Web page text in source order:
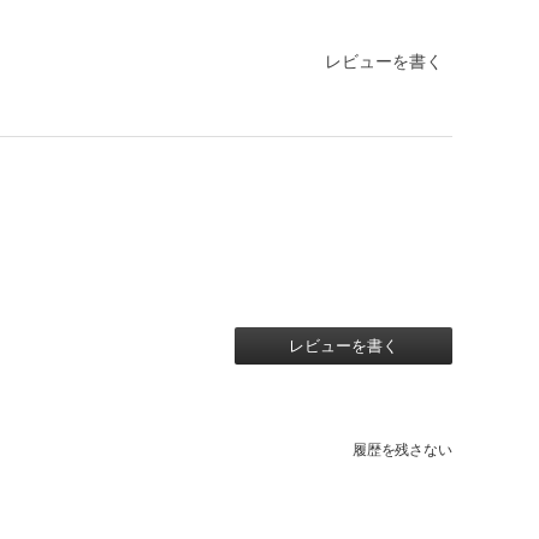
レビューを書く
レビューを書く
履歴を残さない